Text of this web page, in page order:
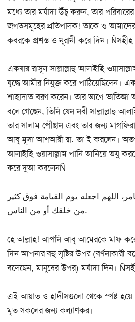
মধ্যে তার মর্যাদা উঁচু করুন, তার
জগতসমূহের প্রতিপালক! তাকে ও
কবরকে প্রশস্ত ও নূরানী করে দিন।
একবার রাসূল সাল্লাল্লাহু আলাইহি
যুদ্ধে আমীর নিযুক্ত করে পাঠিয়েছিলেন।
শাহাদাত বরণ করেন। তার আগে
বলে গেছেন, তিনি যেন নবী সাল্লাল্লাহু
তার সালাম পৌঁছান এবং তার জন্য
আবু মূসা আশআরী রা. তা-ই করলেন। অতপর
আলাইহি ওয়াসাল্লাম পানি আনিয়ে অযু
করে দুআ করলেনÑ
اللهم اجعله يوم القيامة فوق كثير
من خلقك أو من الناس.
হে আল্লাহ! আপনি আবু আমেরকে মাফ করে
দিন আপনার বহু সৃষ্টির উপর (বর্ণনাকারী
বলেছেন, মানুষের উপর) মর্যাদা দিন।
এই আয়াত ও হাদীসগুলো থেকে স্পষ্ট
মৃত সকলের জন্য কল্যাণকর।